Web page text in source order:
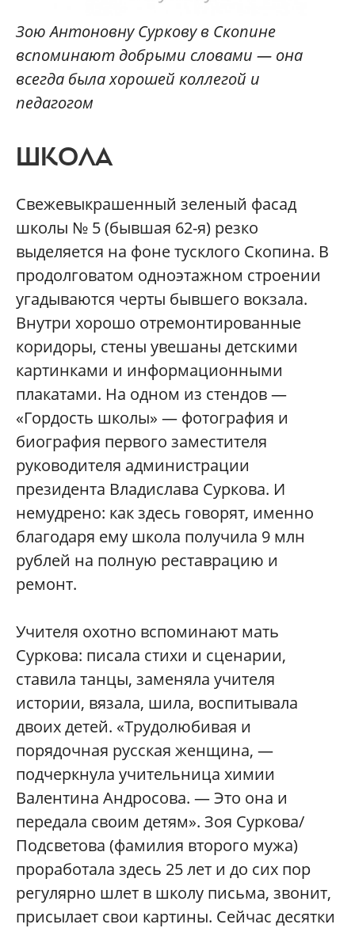
Зою Антоновну Суркову в Скопине
вспоминают добрыми словами — она
всегда была хорошей коллегой и
педагогом
ШКОЛА
Свежевыкрашенный зеленый фасад
школы № 5 (бывшая 62-я) резко
выделяется на фоне тусклого Скопина. В
продолговатом одноэтажном строении
угадываются черты бывшего вокзала.
Внутри хорошо отремонтированные
коридоры, стены увешаны детскими
картинками и информационными
плакатами. На одном из стендов —
«Гордость школы» — фотография и
биография первого заместителя
руководителя администрации
президента Владислава Суркова. И
немудрено: как здесь говорят, именно
благодаря ему школа получила 9 млн
рублей на полную реставрацию и
ремонт.
Учителя охотно вспоминают мать
Суркова: писала стихи и сценарии,
ставила танцы, заменяла учителя
истории, вязала, шила, воспитывала
двоих детей. «Трудолюбивая и
порядочная русская женщина, —
подчеркнула учительница химии
Валентина Андросова. — Это она и
передала своим детям». Зоя Суркова/
Подсветова (фамилия второго мужа)
проработала здесь 25 лет и до сих пор
регулярно шлет в школу письма, звонит,
присылает свои картины. Сейчас десятки